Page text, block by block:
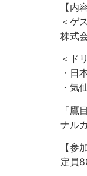
【内
＜ゲ
株式
＜ド
・日
・気
「鷹
ナル
【参
定員